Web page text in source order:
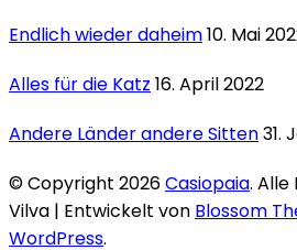
Endlich wieder daheim10. Mai
Alles für die Katz 16. April 2022
Andere Länder andere Sitten31.
© Copyright 2026Casiopaia.
Vilva | Entwickelt von Blossom
WordPress.